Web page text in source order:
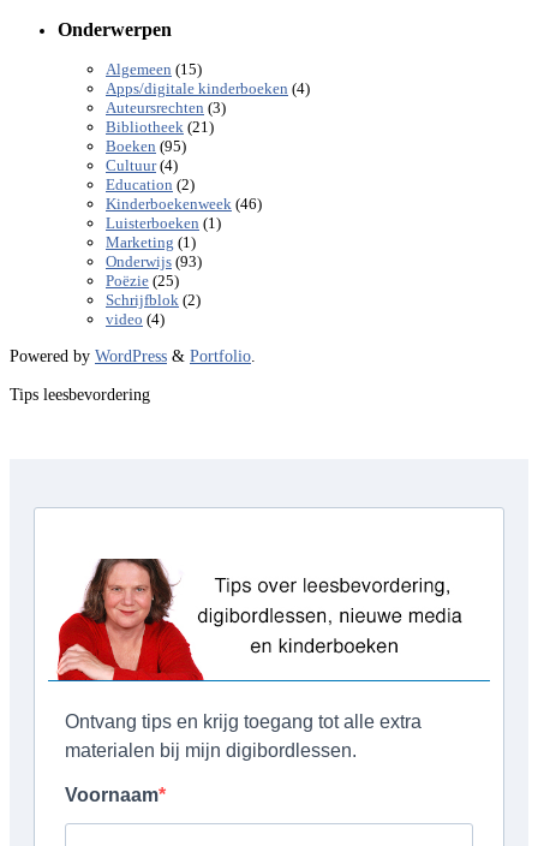
Onderwerpen
Algemeen (15)
Apps/digitale kinderboeken (4)
Auteursrechten (3)
Bibliotheek (21)
Boeken (95)
Cultuur(4)
Education (2)
Kinderboekenweek (46)
Luisterboeken (1)
Marketing (1)
Onderwijs (93)
Poëzie (25)
Schrijfblok (2)
video (4)
Powered by WordPress & Portfolio.
Tips leesbevordering